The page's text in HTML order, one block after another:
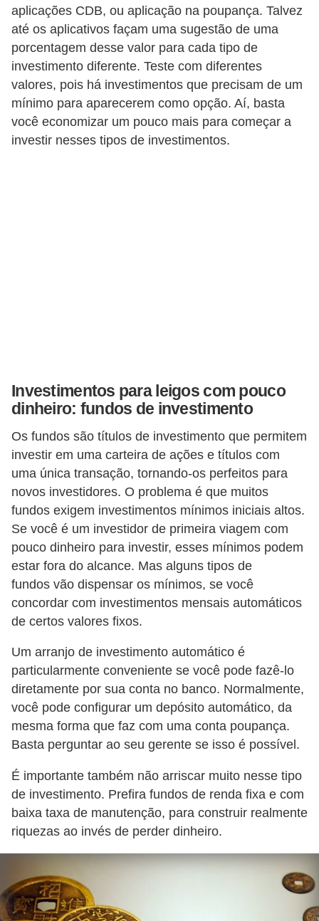
aplicações CDB, ou aplicação na poupança. Talvez
até os aplicativos façam uma sugestão de uma
porcentagem desse valor para cada tipo de
investimento diferente. Teste com diferentes
valores, pois há investimentos que precisam de um
mínimo para aparecerem como opção. Aí, basta
você economizar um pouco mais para começar a
investir nesses tipos de investimentos.
Investimentos para leigos com pouco
dinheiro: fundos de investimento
Os fundos são títulos de investimento que permitem
investir em uma carteira de ações e títulos com
uma única transação, tornando-os perfeitos para
novos investidores. O problema é que muitos
fundos exigem investimentos mínimos iniciais altos.
Se você é um investidor de primeira viagem com
pouco dinheiro para investir, esses mínimos podem
estar fora do alcance. Mas alguns tipos de
fundos vão dispensar os mínimos, se você
concordar com investimentos mensais automáticos
de certos valores fixos.
Um arranjo de investimento automático é
particularmente conveniente se você pode fazê-lo
diretamente por sua conta no banco. Normalmente,
você pode configurar um depósito automático, da
mesma forma que faz com uma conta poupança.
Basta perguntar ao seu gerente se isso é possível.
É importante também não arriscar muito nesse tipo
de investimento. Prefira fundos de renda fixa e com
baixa taxa de manutenção, para construir realmente
riquezas ao invés de perder dinheiro.
c
i
a
ç
ã
o
P
g
r
a
m
a
s
d
e
e
c
o
p
e
n
s
a